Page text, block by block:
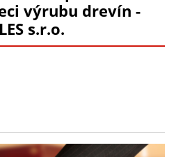
výrubu drevín -
s.r.o.